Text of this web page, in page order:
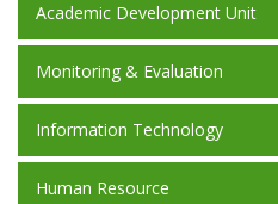
Academic Development Unit
Monitoring & Evaluation
Information Technology
Human Resource